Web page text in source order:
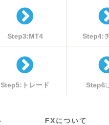
Step3:MT4 Step4:
Step5:トレード Step6:
FXについて